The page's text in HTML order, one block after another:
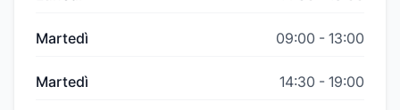
Martedì 09:00 - 13:00
Martedì 14:30 - 19:00